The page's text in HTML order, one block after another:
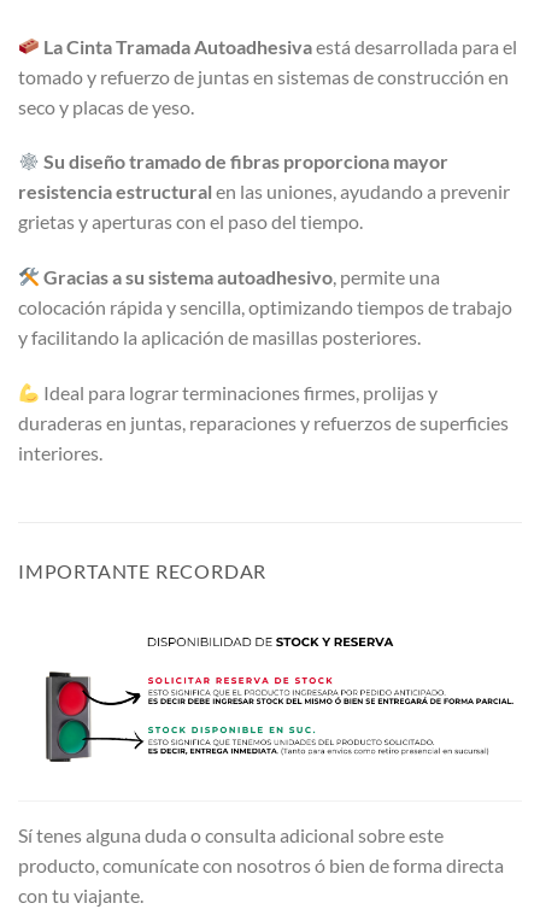
La Cinta Tramada Autoadhesivaestá desarrollada para el
tomado y refuerzo de juntas en sistemas de construcción en
seco y placas de yeso.
Su diseño tramado de fibras proporciona mayor
resistencia estructural en las uniones, ayudando a prevenir
grietas y aperturas con el paso del tiempo.
Gracias a su sistema autoadhesivo, permite una
colocación rápida y sencilla, optimizando tiempos de trabajo
y facilitando la aplicación de masillas posteriores.
Ideal para lograr terminaciones firmes, prolijas y
duraderas en juntas, reparaciones y refuerzos de superficies
interiores.
IMPORTANTE RECORDAR
Sí tenes alguna duda o consulta adicional sobre este
producto, comunícate con nosotros ó bien de forma directa
con tu viajante.